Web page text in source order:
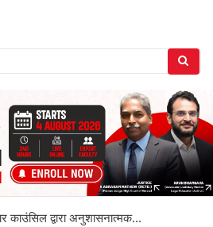
काउंसिल द्वारा अनुशासनात्मक...